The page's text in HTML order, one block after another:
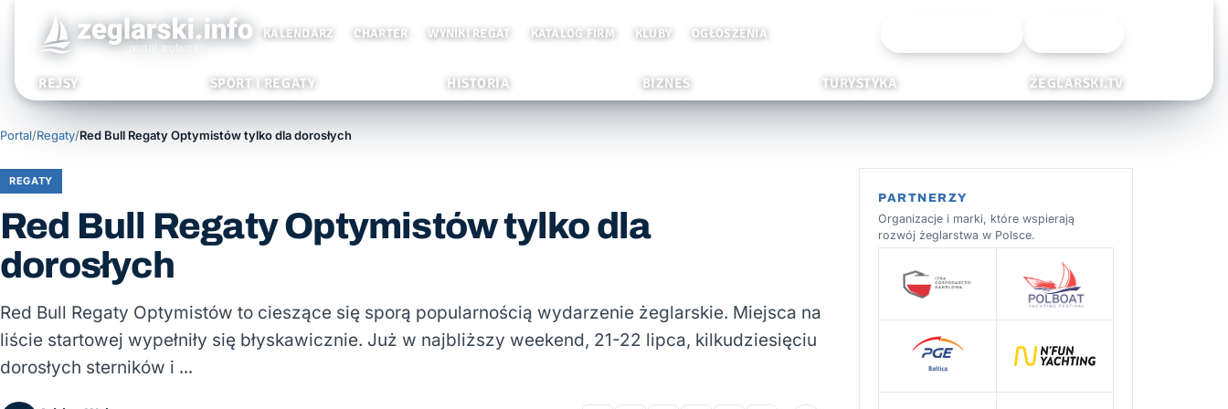
KALENDARZ CHARTER WYNIKI REGAT KATALOG FIRM KLUBY OGŁOSZENIA
REJSY SPORT I REGATY HISTORIA BIZNES TURYSTYKA ŻEGLARSKI.TV
Portal/Regaty/Red Bull Regaty Optymistów tylko dla dorosłych
REGATY
Red Bull Regaty Optymistów tylko dla
dorosłych
Red Bull Regaty Optymistów to cieszące się sporą popularnością wydarzenie żeglarskie. Miejsca na
liście startowej wypełniły się błyskawicznie. Już w najbliższy weekend, 21-22 lipca, kilkudziesięciu
dorosłych sterników i …
PARTNERZY
Organizacje i marki, które wspierają
rozwój żeglarstwa w Polsce.